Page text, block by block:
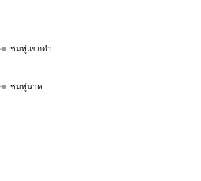
ชมพู่แขกดำ
ชมพู่นาค